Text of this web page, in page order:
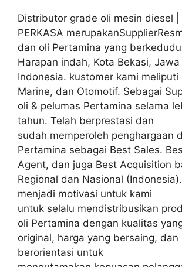
Distributor grade oli mesin diesel |
PERKASA
dan oli Pertamina yang
Harapan indah, Kota Bekasi, Jawa
Indonesia. kustomer kami meliputi
Marine, dan Otomotif. Sebagai
oli & pelumas Pertamina selama
tahun. Telah berprestasi dan
sudah memperoleh penghargaan
Pertamina sebagai Best Sales.
Agent, dan juga Best Acquisition
Regional dan Nasional (Indonesia).
menjadi motivasi untuk kami
untuk selalu mendistribusikan
oli Pertamina dengan kualitas
original, harga yang bersaing, dan
berorientasi untuk